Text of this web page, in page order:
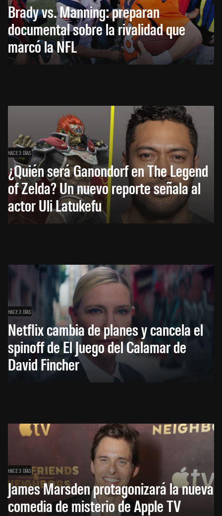
Brady vs. Manning: preparan
documental sobre la rivalidad que
marcó la NFL
HACE 3 DÍAS
¿Quién será Ganondorf en The Legend
of Zelda? Un nuevo reporte señala al
actor Uli Latukefu
HACE 3 DÍAS
Netflix cambia de planes y cancela el
spinoff de El Juego del Calamar de
David Fincher
HACE 3 DÍAS
James Marsden protagonizará la nueva
comedia de misterio de Apple TV